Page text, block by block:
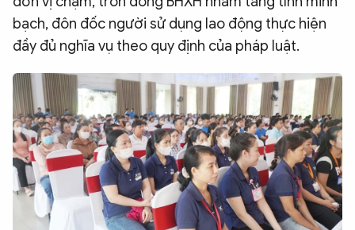
bạch, đôn đốc người sử dụng lao động thực hiện
đầy đủ nghĩa vụ theo quy định của pháp luật.